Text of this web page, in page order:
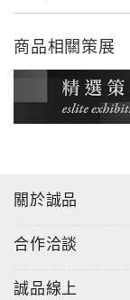
商品相關策展
關於誠品
合作洽談
誠品線上